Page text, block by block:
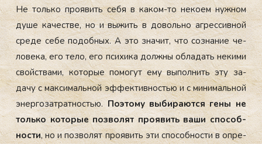
Не толь­ко про­явить се­бя в ка­ком-то не­ко­ем нуж­ном
ду­ше ка­чес­тве, но и вы­жить в до­воль­но аг­рессив­ной
сре­де се­бе по­доб­ных. А это зна­чит, что соз­на­ние че­
лове­ка, его те­ло, его пси­хика дол­жны об­ла­дать не­кими
свой­ства­ми, ко­торые по­могут ему вы­пол­нить эту за­
дачу с мак­си­маль­ной эф­фектив­ностью и с ми­нималь­ной
энер­го­зат­ратностью. По­это­му вы­бира­ют­ся ге­ны не
толь­ко ко­торые поз­во­лят про­явить ва­ши спо­соб­
ности, но и поз­во­лят про­явить эти спо­соб­ности в оп­ре­